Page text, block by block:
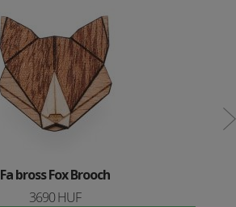
Fa bross Fox Brooch
3690 HUF